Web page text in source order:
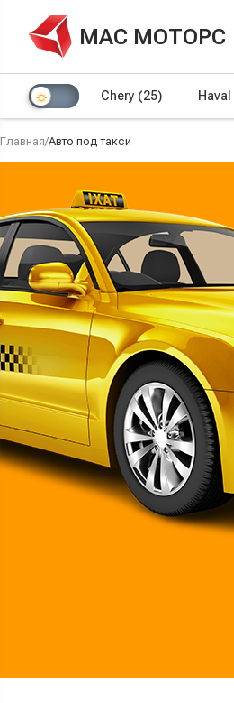
МАС МОТОРС
Chery (25) Haval
Главная/Авто под такси